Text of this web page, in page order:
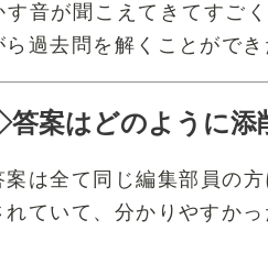
す音が聞こえてきてすご
ら過去問を解くことができ
案はどのように添
案は全て同じ編集部員の
れていて、分かりやすかっ